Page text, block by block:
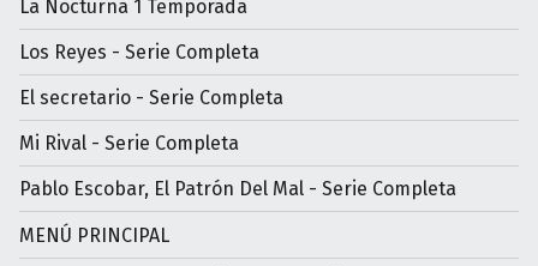
La Nocturna 1 Temporada
Los Reyes - Serie Completa
El secretario - Serie Completa
Mi Rival - Serie Completa
Pablo Escobar, El Patrón Del Mal - Serie Completa
MENÚ PRINCIPAL